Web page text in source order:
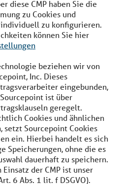
diese CMP haben Sie die
zu Cookies und
zu konfigurieren.
können Sie hier
beziehen wir von
Inc. Dieses
eingebunden,
ist über
geregelt.
Cookies und ähnlichen
setzt Sourcepoint Cookies
ein. Hierbei handelt es sich
Speicherungen, ohne die es
dauerhaft zu speichern.
der CMP ist unser
6 Abs. 1 lit. f DSGVO).